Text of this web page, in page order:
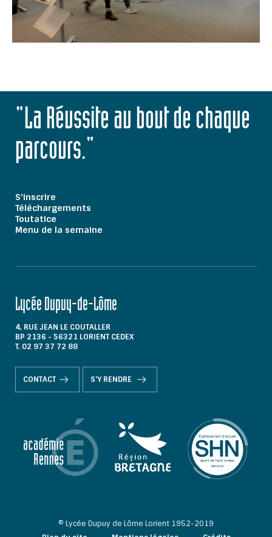
"La Réussite au bout de chaque
parcours."
S'inscrire
Téléchargements
Toutatice
Menu de la semaine
Lycée Dupuy-de-Lôme
4, RUE JEAN LE COUTALLER
BP 2136 - 56321 LORIENT CEDEX
T. 02 97 37 72 88
CONTACT S'Y RENDRE
© Lycée Dupuy de Lôme Lorient 1952-2019